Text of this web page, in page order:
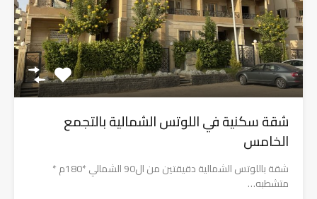
شقة سكنية في اللوتس الشمالية بالتجمع
الخامس
شقة باللوتس الشمالية دقيقتين من ال90 الشمالي *180م *
متشطبه…